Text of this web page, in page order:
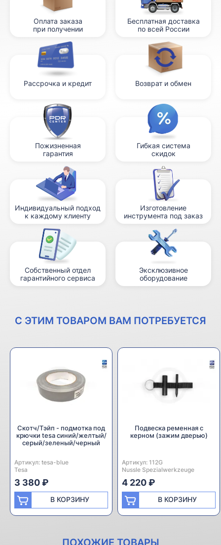
Оплата заказа
при получении
Бесплатная доставка
по всей России
Рассрочка и кредит Возврат и обмен
Пожизненная
гарантия
Гибкая система
скидок
Индивидуальный подход
к каждому клиенту
Изготовление
инструмента под заказ
Собственный отдел
гарантийного сервиса
Эксклюзивное
оборудование
С ЭТИМ ТОВАРОМ ВАМ ПОТРЕБУЕТСЯ
Скотч/Тэйп - подмотка под
крючки tesa синий/желтый/
серый/зеленый/черный
Артикул: tesa-blue
Производитель:
Tesa
3 380 ₽
В КОРЗИНУ
Подвеска ременная с
керном (зажим дверью)
Артикул: 112G
Производитель:
Nussle Spezialwerkzeuge
4 220 ₽
В КОРЗИНУ